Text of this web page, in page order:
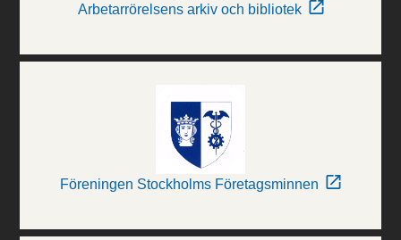
Arbetarrörelsens arkiv och bibliotek
Föreningen Stockholms Företagsminnen